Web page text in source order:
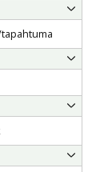
tapahtuma